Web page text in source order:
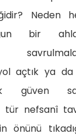
Neden
bir
açtık ya
güven
tür nefsanî
önünü